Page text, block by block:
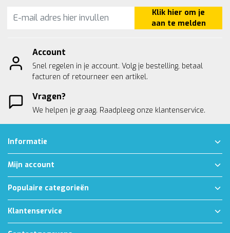
Klik hier om je
aan te melden
Account
Snel regelen in je account. Volg je bestelling, betaal
facturen of retourneer een artikel.
Vragen?
We helpen je graag. Raadpleeg onze klantenservice.
Informatie
Mijn account
Populaire categorieën
Klantenservice